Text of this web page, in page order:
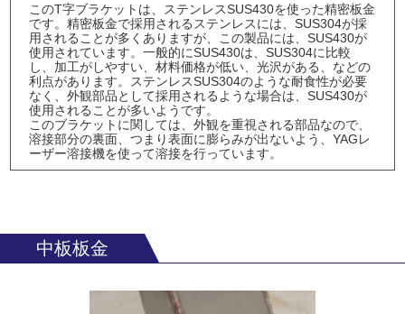
このT字ブラケットは、ステンレスSUS430を使った精密板金
です。精密板金で採用されるステンレスには、SUS304が採
用されることが多くありますが、この製品には、SUS430が
使用されています。一般的にSUS430は、SUS304に比較
し、加工がしやすい、材料価格が低い、光沢がある、などの
利点があります。ステンレスSUS304のような耐食性が必要
なく、外観部品として採用されるような場合は、SUS430が
使用されることが多いようです。
このブラケットに関しては、外観を重視される部品なので、
溶接部分の裏面、つまり表面に膨らみが出ないよう、YAGレ
ーザー溶接機を使って溶接を行っています。
中板板金